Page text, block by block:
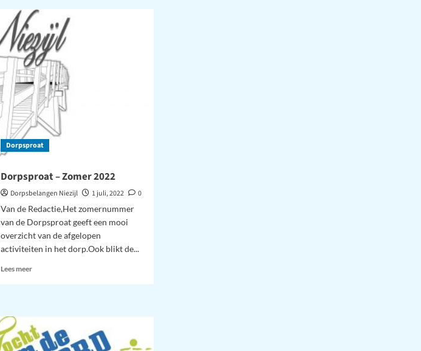
Dorpsproat
Dorpsproat – Zomer 2022
Dorpsbelangen Niezijl 1 juli, 2022
0
Van de Redactie,Het zomernummer
van de Dorpsproat geeft een mooi
overzicht van de afgelopen
activiteiten in het dorp.Ook blikt de...
Lees meerLees
Zomer
2022